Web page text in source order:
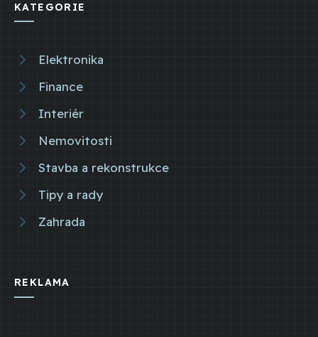
KATEGORIE
Elektronika
Finance
Interiér
Nemovitosti
Stavba a rekonstrukce
Tipy a rady
Zahrada
REKLAMA